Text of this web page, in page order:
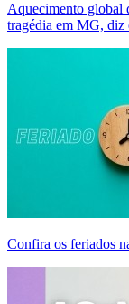
Aquecimento global
tragédia em MG, diz
Confira os feriados